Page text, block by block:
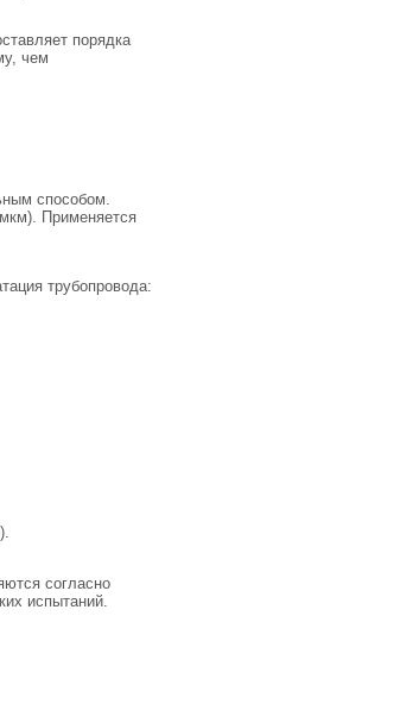
порядка
чем
способом.
Применяется
трубопровода:
согласно
испытаний.